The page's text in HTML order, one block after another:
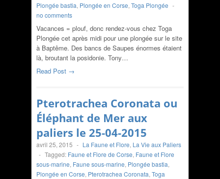
Plongée bastia, Plongée en Corse, Toga Plongée -
no comments
Vacances = plouf, donc rendez-vous chez Toga
Plongée cet après midi pour une plongée sur le site
à Baptême. Des bancs de Saupes énormes étaient
là, broutant la posidonie. Tony…
Read Post →
Pterotrachea Coronata ou
Éléphant de Mer aux
paliers le 25-04-2015
avril 25, 2015 - La Faune et Flore, La Vie aux Paliers
- Tagged: Faune et Flore de Corse, Faune et Flore
sous-marine, Faune sous-marine, Plongée bastia,
Plongée en Corse, Pterotrachea Coronata, Toga